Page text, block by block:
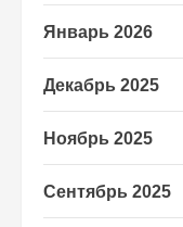
Январь 2026
Декабрь 2025
Ноябрь 2025
Сентябрь 2025